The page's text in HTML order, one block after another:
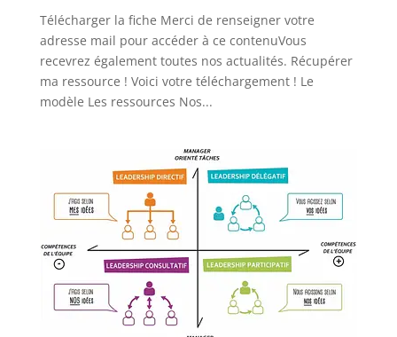
Télécharger la fiche Merci de renseigner votre
adresse mail pour accéder à ce contenuVous
recevrez également toutes nos actualités. Récupérer
ma ressource ! Voici votre téléchargement ! Le
modèle Les ressources Nos...